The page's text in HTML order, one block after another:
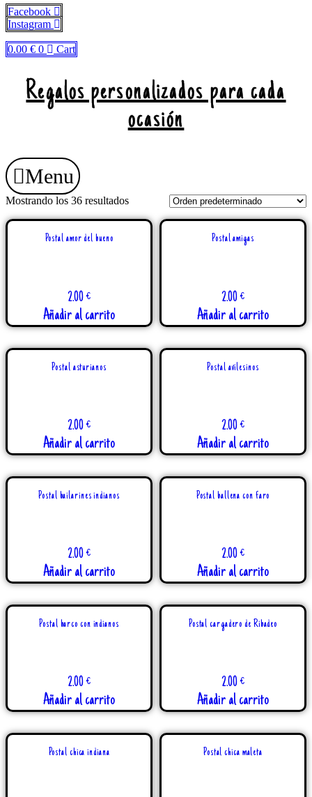
Ir
al
contenido
Facebook
Instagram
0.00 € 0 Cart
Regalos personalizados para cada
ocasión
Menu
Mostrando los 36 resultados
Postal amor del bueno
2.00€
Añadir al carrito
Postal amigas
2.00€
Añadir al carrito
Postal asturianos
2.00€
Añadir al carrito
Postal avilesinos
2.00€
Añadir al carrito
Postal bailarines indianos
2.00€
Añadir al carrito
Postal ballena con faro
2.00€
Añadir al carrito
Postal barco con indianos
2.00€
Añadir al carrito
Postal cargadero de Ribadeo
2.00€
Añadir al carrito
Postal chica indiana Postal chica maleta